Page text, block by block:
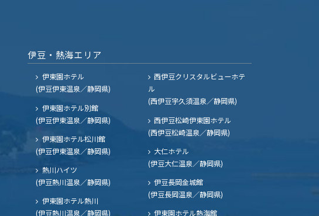
伊豆・熱海エリア
伊東園ホテル
(伊豆伊東温泉／静岡県)
伊東園ホテル別館
(伊豆伊東温泉／静岡県)
伊東園ホテル松川館
(伊豆伊東温泉／静岡県)
熱川ハイツ
(伊豆熱川温泉／静岡県)
伊東園ホテル熱川
(伊豆熱川温泉／静岡県)
西伊豆クリスタルビューホテ
ル
(西伊豆宇久須温泉／静岡県)
西伊豆松崎伊東園ホテル
(西伊豆松崎温泉／静岡県)
大仁ホテル
(伊豆大仁温泉／静岡県)
伊豆長岡金城館
(伊豆長岡温泉／静岡県)
伊東園ホテル熱海館